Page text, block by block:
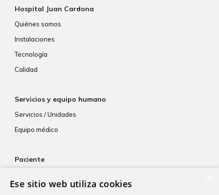
Hospital Juan Cardona
Quiénes somos
Instalaciones
Tecnología
Calidad
Servicios y equipo humano
Servicios / Unidades
Equipo médico
Paciente
Aseguradoras
Ese sitio web utiliza cookies